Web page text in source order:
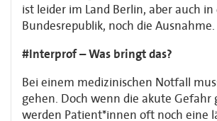
ist leider im Land Berlin, aber auch
Bundesrepublik, noch die Ausnahme.
#Interprof – Was bringt das?
Bei einem medizinischen Notfall
gehen. Doch wenn die akute Gefahr
werden Patient*innen oft noch eine